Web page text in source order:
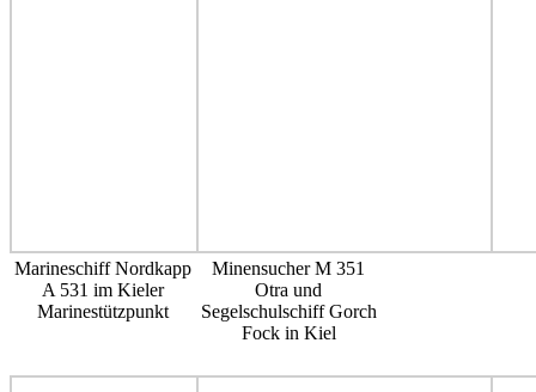
Marineschiff Nordkapp
A 531 im Kieler
Marinestützpunkt
Minensucher M 351
Otra und
Segelschulschiff Gorch
Fock in Kiel